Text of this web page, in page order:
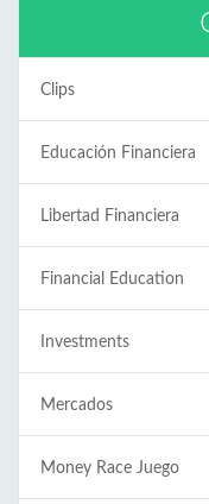
Clips
Educación Financiera
Libertad Financiera
Financial Education
Investments
Mercados
Money Race Juego